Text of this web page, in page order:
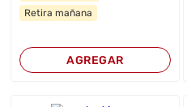
Retira mañana
AGREGAR